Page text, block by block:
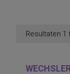
Resultaten 1